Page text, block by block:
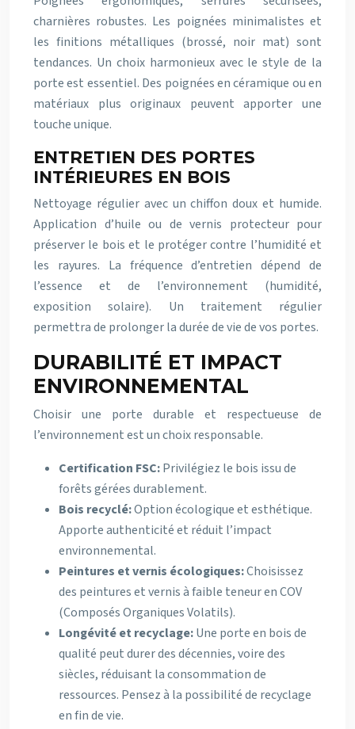
charnières robustes. Les poignées minimalistes et
les finitions métalliques (brossé, noir mat) sont
tendances. Un choix harmonieux avec le style de la
porte est essentiel. Des poignées en céramique ou en
matériaux plus originaux peuvent apporter une
touche unique.
ENTRETIEN DES PORTES
INTÉRIEURES EN BOIS
Nettoyage régulier avec un chiffon doux et humide.
Application d’huile ou de vernis protecteur pour
préserver le bois et le protéger contre l’humidité et
les rayures. La fréquence d’entretien dépend de
l’essence et de l’environnement (humidité,
exposition solaire). Un traitement régulier
permettra de prolonger la durée de vie de vos portes.
DURABILITÉ ET IMPACT
ENVIRONNEMENTAL
Choisir une porte durable et respectueuse de
l’environnement est un choix responsable.
Certification FSC:Privilégiez le bois issu de
forêts gérées durablement.
Bois recyclé:Option écologique et esthétique.
Apporte authenticité et réduit l’impact
environnemental.
Peintures et vernis écologiques:Choisissez
des peintures et vernis à faible teneur en COV
(Composés Organiques Volatils).
Longévité et recyclage:Une porte en bois de
qualité peut durer des décennies, voire des
siècles, réduisant la consommation de
ressources. Pensez à la possibilité de recyclage
en fin de vie.